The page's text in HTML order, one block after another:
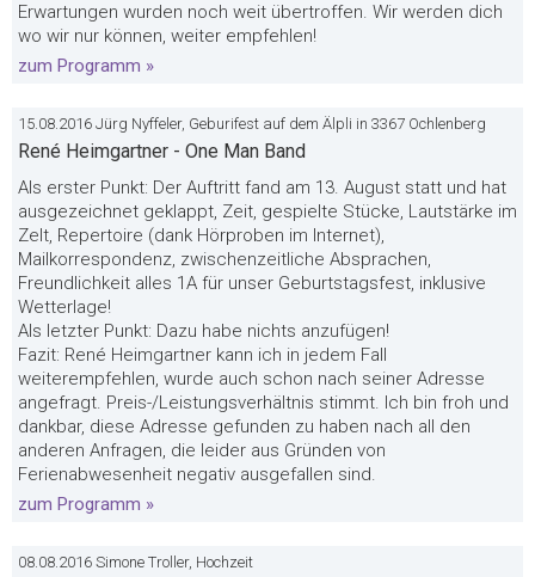
Erwartungen wurden noch weit übertroffen. Wir werden dich
wo wir nur können, weiter empfehlen!
zum Programm »
15.08.2016 Jürg Nyffeler, Geburifest auf dem Älpli in 3367 Ochlenberg
René Heimgartner - One Man Band
Als erster Punkt: Der Auftritt fand am 13. August statt und hat
ausgezeichnet geklappt, Zeit, gespielte Stücke, Lautstärke im
Zelt, Repertoire (dank Hörproben im Internet),
Mailkorrespondenz, zwischenzeitliche Absprachen,
Freundlichkeit alles 1A für unser Geburtstagsfest, inklusive
Wetterlage!
Als letzter Punkt: Dazu habe nichts anzufügen!
Fazit: René Heimgartner kann ich in jedem Fall
weiterempfehlen, wurde auch schon nach seiner Adresse
angefragt. Preis-/Leistungsverhältnis stimmt. Ich bin froh und
dankbar, diese Adresse gefunden zu haben nach all den
anderen Anfragen, die leider aus Gründen von
Ferienabwesenheit negativ ausgefallen sind.
zum Programm »
08.08.2016 Simone Troller, Hochzeit